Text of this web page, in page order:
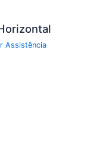
Assistência